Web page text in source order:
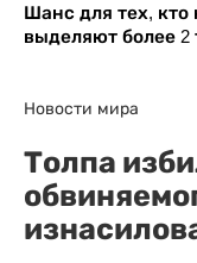
Шанс для тех, кто
выделяют более 2
Новости мира
Толпа